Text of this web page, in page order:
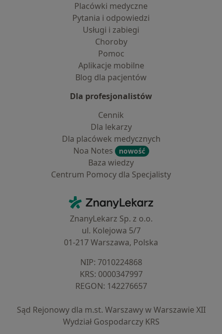
Placówki medyczne
Pytania i odpowiedzi
Usługi i zabiegi
Choroby
Pomoc
Aplikacje mobilne
Blog dla pacjentów
Dla profesjonalistów
Cennik
Dla lekarzy
Dla placówek medycznych
Noa Notes
nowość
Baza wiedzy
Centrum Pomocy dla Specjalisty
ZnanyLekarz - Strona główna
ZnanyLekarz Sp. z o.o.
ul. Kolejowa 5/7
01-217 Warszawa, Polska
NIP: ⁠7010224868
KRS: ⁠0000347997
REGON: ⁠142276657
Sąd Rejonowy dla m.st. Warszawy w Warszawie XII
Wydział Gospodarczy KRS